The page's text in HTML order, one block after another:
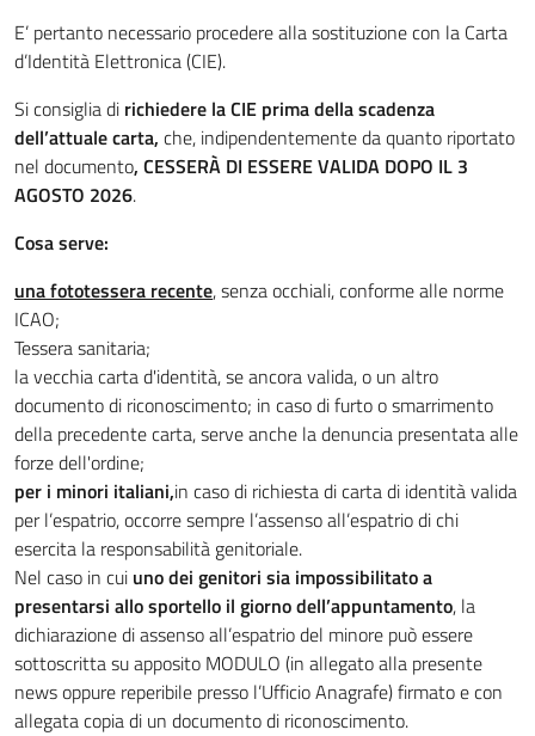
E’ pertanto necessario procedere alla sostituzione con la Carta
d’Identità Elettronica (CIE).
Si consiglia di richiedere la CIE prima della scadenza
dell’attuale carta, che, indipendentemente da quanto riportato
nel documento, CESSERÀ DI ESSERE VALIDA DOPO IL 3
AGOSTO 2026.
Cosa serve:
una fototessera recente, senza occhiali, conforme alle norme
ICAO;
Tessera sanitaria;
la vecchia carta d'identità, se ancora valida, o un altro
documento di riconoscimento; in caso di furto o smarrimento
della precedente carta, serve anche la denuncia presentata alle
forze dell'ordine;
per i minori italiani,in caso di richiesta di carta di identità valida
per l’espatrio, occorre sempre l’assenso all’espatrio di chi
esercita la responsabilità genitoriale.
Nel caso in cui uno dei genitori sia impossibilitato a
presentarsi allo sportello il giorno dell’appuntamento, la
dichiarazione di assenso all’espatrio del minore può essere
sottoscritta su apposito MODULO (in allegato alla presente
news oppure reperibile presso l’Ufficio Anagrafe) firmato e con
allegata copia di un documento di riconoscimento.